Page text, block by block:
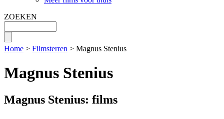
ZOEKEN
Home > Filmsterren > Magnus Stenius
Magnus Stenius
Magnus Stenius: films